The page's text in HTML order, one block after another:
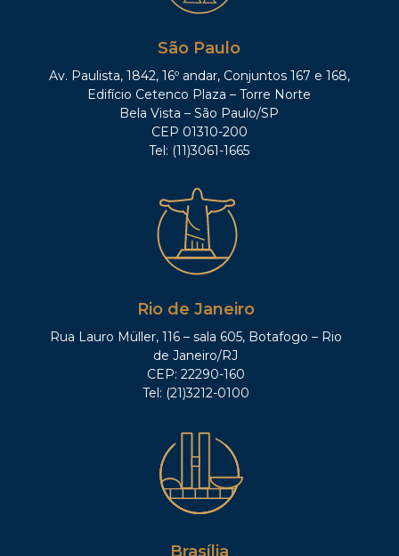
São Paulo
Av. Paulista, 1842, 16º andar, Conjuntos 167 e 168,
Edifício Cetenco Plaza – Torre Norte
Bela Vista – São Paulo/SP
CEP 01310-200
Tel: (11)3061-1665
Rio de Janeiro
Rua Lauro Müller, 116 – sala 605, Botafogo – Rio
de Janeiro/RJ
CEP: 22290-160
Tel: (21)3212-0100
Brasília